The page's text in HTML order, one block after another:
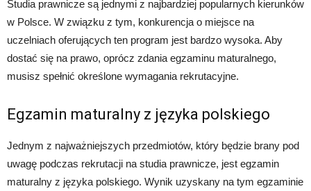
Studia prawnicze są jednymi z najbardziej popularnych kierunków
w Polsce. W związku z tym, konkurencja o miejsce na
uczelniach oferujących ten program jest bardzo wysoka. Aby
dostać się na prawo, oprócz zdania egzaminu maturalnego,
musisz spełnić określone wymagania rekrutacyjne.
Egzamin maturalny z języka polskiego
Jednym z najważniejszych przedmiotów, który będzie brany pod
uwagę podczas rekrutacji na studia prawnicze, jest egzamin
maturalny z języka polskiego. Wynik uzyskany na tym egzaminie